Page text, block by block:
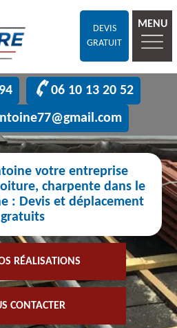
DEVIS
GRATUIT
MENU
06 10 13 20 52
votre entreprise
charpente dans le
: Devis et déplacement
gratuits
RÉALISATIONS
CONTACTER